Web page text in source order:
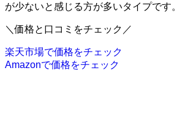
が少ないと感じる方が多いタイプです。
＼価格と口コミをチェック／
楽天市場で価格をチェック
Amazonで価格をチェック